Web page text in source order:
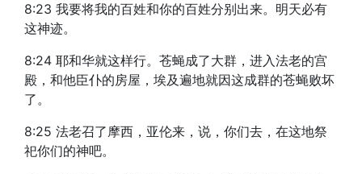
8:23 我要将我的百姓和你的百姓分别出来。明天必有
这神迹。
8:24 耶和华就这样行。苍蝇成了大群，进入法老的宫
殿，和他臣仆的房屋，埃及遍地就因这成群的苍蝇败坏
了。
8:25 法老召了摩西，亚伦来，说，你们去，在这地祭
祀你们的神吧。